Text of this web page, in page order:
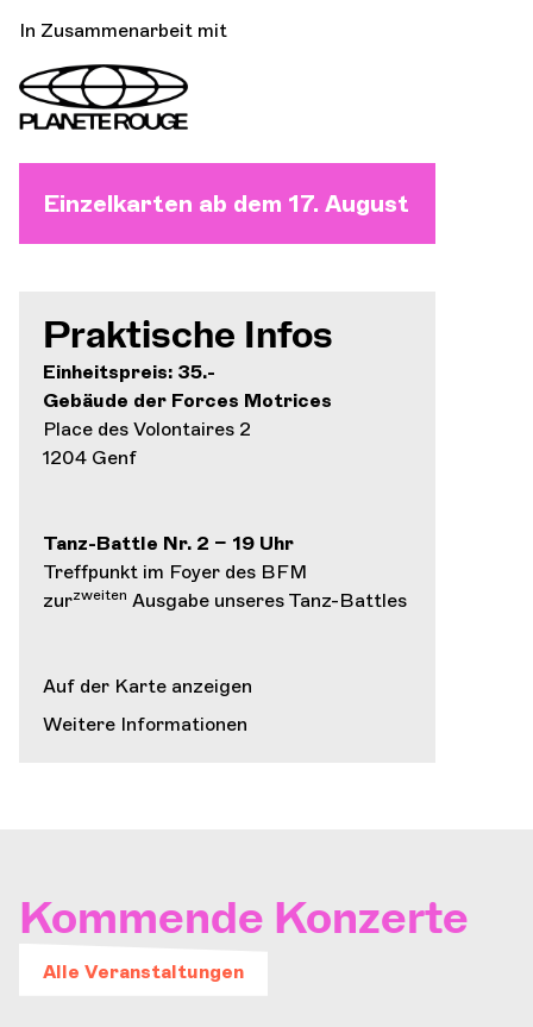
In Zusammenarbeit mit
Einzelkarten ab dem 17. August
Praktische Infos
Einheitspreis: 35.-
Gebäude der Forces Motrices
Place des Volontaires 2
1204 Genf
Tanz-Battle Nr. 2 – 19 Uhr
Treffpunkt im Foyer des BFM
zurzweiten Ausgabe unseres Tanz-Battles
Auf der Karte anzeigen
Weitere Informationen
Kommende Konzerte
Alle Veranstaltungen